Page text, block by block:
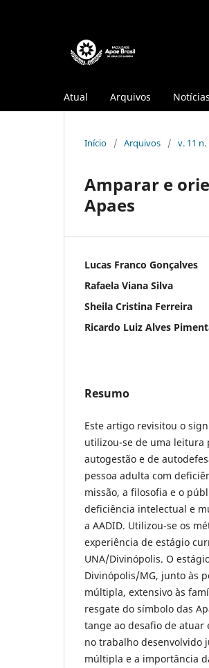
Atual Arquivos Notícias
Início / Arquivos / v. 11
Amparar e
Apaes
Lucas Franco Gonçalves
Rafaela Viana Silva
Sheila Cristina Ferreira
Ricardo Luiz Alves
Resumo
Este artigo revisitou o
utilizou-se de uma leitura
autogestão e de
pessoa adulta com
missão, a filosofia e o
deficiência intelectual e
a AADID. Utilizou-se os
experiência de estágio
UNA/Divinópolis. O
Divinópolis/MG, junto às
múltipla, extensivo às
resgate do símbolo das
tange ao desafio de atuar
no trabalho desenvolvido
múltipla e a importância